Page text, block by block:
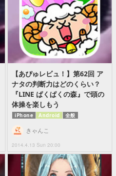
【あぴゅレビュ！】第62回 ア
ナタの判断力はどのくらい？
『LINE ぱくぱくの森』で頭の
体操を楽しもう
iPhone Android 全般
2014.4.13 Sun 20:00
きゃんこ